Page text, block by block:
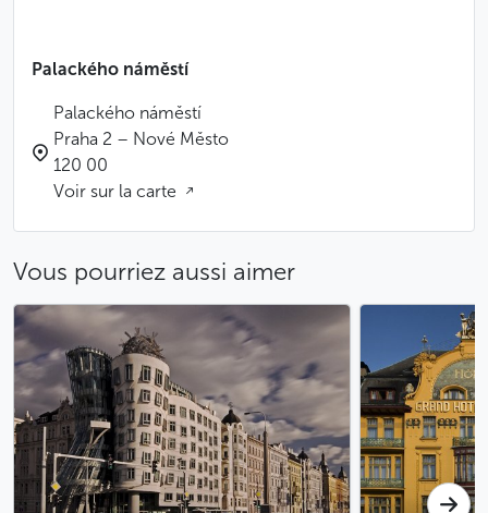
sont aussi la conséquence d’un autre événement
tragique : en février 1945, un bombardier allié menant
un raid aérien sur Dresde fit fausse route et bombarda
une zone de Prague située entre la Nouvelle Ville et
Vinohrady. L’un des sites touchés fut le monastère
jusque-là, furent gravement endommagées. La façade
de l’église fut également détruite et reconstruite dans
les années 60 dans un style moderne. L’architecte
fonctionnaliste František Maria Černý est parvenu à
coiffer le bâtiment gothique de flèches en béton qui
s’intègrent parfaitement à l’ensemble du cloître et
sont un symbole de réconciliation entre architecture
ancienne et moderne.
Palackého náměstí
Palackého náměstí
Praha 2 – Nové Město
120 00
Voir sur la carte
Vous pourriez aussi aimer